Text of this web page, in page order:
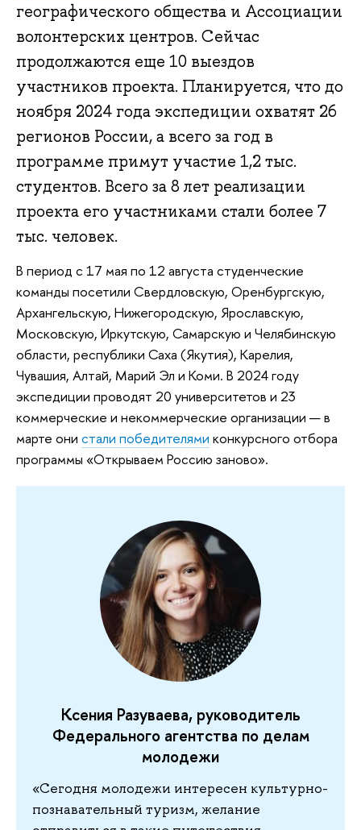
географического общества и Ассоциации
волонтерских центров. Сейчас
продолжаются еще 10 выездов
участников проекта. Планируется, что до
ноября 2024 года экспедиции охватят 26
регионов России, а всего за год в
программе примут участие 1,2 тыс.
студентов. Всего за 8 лет реализации
проекта его участниками стали более 7
тыс. человек.
В период с 17 мая по 12 августа студенческие
команды посетили Свердловскую, Оренбургскую,
Архангельскую, Нижегородскую, Ярославскую,
Московскую, Иркутскую, Самарскую и Челябинскую
области, республики Саха (Якутия), Карелия,
Чувашия, Алтай, Марий Эл и Коми. В 2024 году
экспедиции проводят 20 университетов и 23
коммерческие и некоммерческие организации — в
марте они стали победителями конкурсного отбора
программы «Открываем Россию заново».
Ксения Разуваева, руководитель
Федерального агентства по делам
молодежи
«Сегодня молодежи интересен культурно-
познавательный туризм, желание